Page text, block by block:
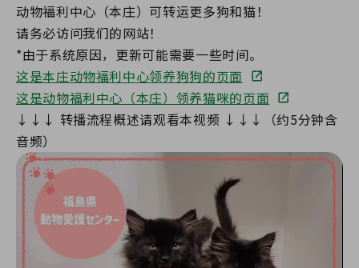
动物福利中心（本庄）可转运更多狗和猫！
请务必访问我们的网站！
*由于系统原因，更新可能需要一些时间。
这是本庄动物福利中心领养狗狗的页面
这是动物福利中心（本庄）领养猫咪的页面
↓↓↓ 转播流程概述请观看本视频 ↓↓↓（约5分钟含
音频）